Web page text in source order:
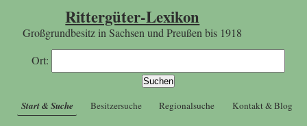
Rittergüter-Lexikon
Großgrundbesitz in Sachsen und Preußen bis 1918
Ort:
Start & Suche Besitzersuche Regionalsuche Kontakt & Blog